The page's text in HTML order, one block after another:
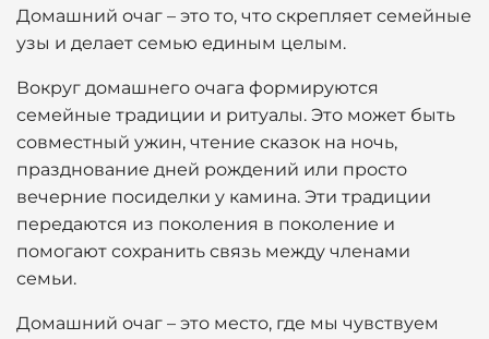
Домашний очаг – это то, что скрепляет семейные
узы и делает семью единым целым.
Вокруг домашнего очага формируются
семейные традиции и ритуалы. Это может быть
совместный ужин, чтение сказок на ночь,
празднование дней рождений или просто
вечерние посиделки у камина. Эти традиции
передаются из поколения в поколение и
помогают сохранить связь между членами
семьи.
Домашний очаг – это место, где мы чувствуем